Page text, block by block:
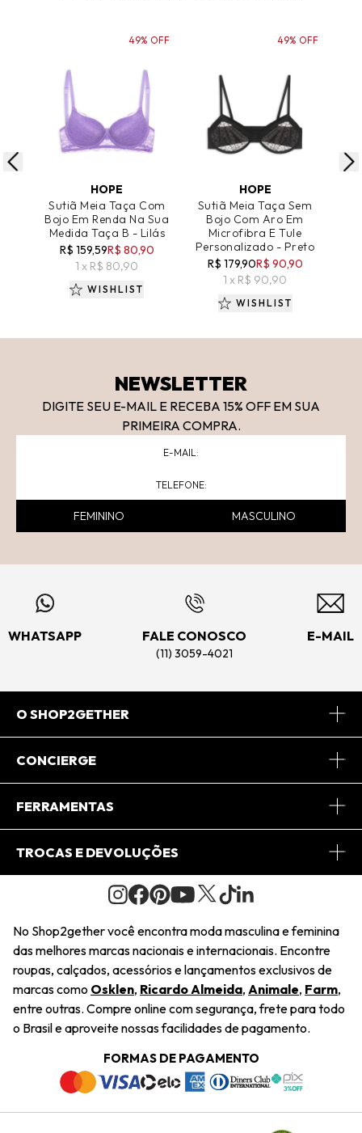
HOPE
Sutiã Meia Taça Com
Bojo Em Renda Na Sua
Medida Taça B - Lilás
R$ 159,59R$ 80,90
1 x R$ 80,90
49% OFF
WISHLIST
HOPE
Sutiã Meia Taça Sem
Bojo Com Aro Em
Microfibra E Tule
Personalizado - Preto
R$ 179,90R$ 90,90
1 x R$ 90,90
49% OFF
WISHLIST
NEWSLETTER
DIGITE SEU E-MAIL E RECEBA 15% OFF EM SUA
PRIMEIRA COMPRA.
FEMININO MASCULINO
WHATSAPP FALE CONOSCO
(11) 3059-4021
E-MAIL
O SHOP2GETHER
Sobre Nós
Journal
Saiu na Mídia
Sustentabilidade
Navegando
Termos e Condições
Trabalhe Conosco
CONCIERGE
Central de Relacionamento
Regulamento e Promoções
FERRAMENTAS
Minha Conta
Pedido de Presente
Wishlist
TROCAS E DEVOLUÇÕES
Condições Gerais
Troca Fácil
Restituição de Pagamento
Dúvidas Frequentes
Termos e Condições
Política de Privacidade
No Shop2gether você encontra moda masculina e feminina
das melhores marcas nacionais e internacionais. Encontre
roupas, calçados, acessórios e lançamentos exclusivos de
marcas como Osklen, Ricardo Almeida, Animale, Farm,
entre outras. Compre online com segurança, frete para todo
o Brasil e aproveite nossas facilidades de pagamento.
FORMAS DE PAGAMENTO